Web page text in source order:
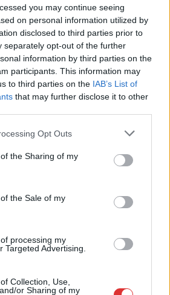
you may continue seeing
on personal information utilized by
disclosed to third parties prior to
separately opt-out of the further
information by third parties on the
participants. This information may
to third parties on the IAB’s List of
that may further disclose it to other
app uses one or more Google
or usage behaviour. You may click to
to Google and its third-party tags to
specified purposes in below Google
Opt Outs
the Sharing of my
the Sale of my
processing my
Targeted Advertising.
Collection, Use,
or Sharing of my
lépcső és
buszmegálló mutatja, hogy
város
látnánk, azt gondolnánk, hogy az
balkáni vidéken járunk, de...